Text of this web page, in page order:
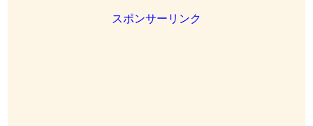
スポンサーリンク